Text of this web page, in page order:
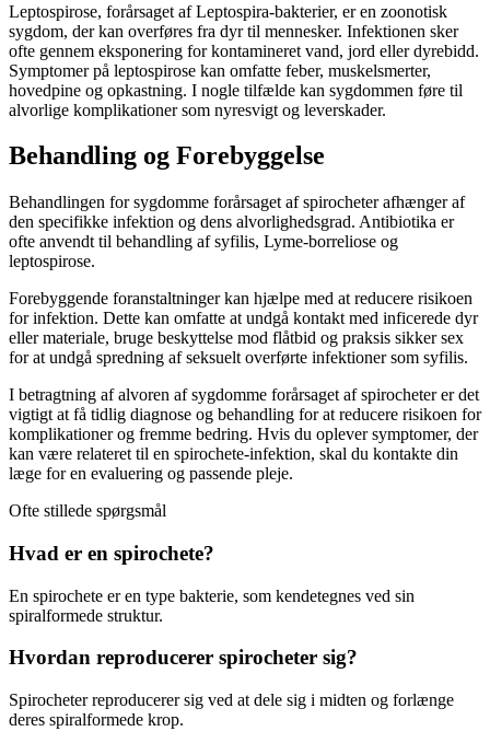
Leptospirose, forårsaget af Leptospira-bakterier, er en zoonotisk
sygdom, der kan overføres fra dyr til mennesker. Infektionen sker
ofte gennem eksponering for kontamineret vand, jord eller dyrebidd.
Symptomer på leptospirose kan omfatte feber, muskelsmerter,
hovedpine og opkastning. I nogle tilfælde kan sygdommen føre til
alvorlige komplikationer som nyresvigt og leverskader.
Behandling og Forebyggelse
Behandlingen for sygdomme forårsaget af spirocheter afhænger af
den specifikke infektion og dens alvorlighedsgrad. Antibiotika er
ofte anvendt til behandling af syfilis, Lyme-borreliose og
leptospirose.
Forebyggende foranstaltninger kan hjælpe med at reducere risikoen
for infektion. Dette kan omfatte at undgå kontakt med inficerede dyr
eller materiale, bruge beskyttelse mod flåtbid og praksis sikker sex
for at undgå spredning af seksuelt overførte infektioner som syfilis.
I betragtning af alvoren af sygdomme forårsaget af spirocheter er det
vigtigt at få tidlig diagnose og behandling for at reducere risikoen for
komplikationer og fremme bedring. Hvis du oplever symptomer, der
kan være relateret til en spirochete-infektion, skal du kontakte din
læge for en evaluering og passende pleje.
Ofte stillede spørgsmål
Hvad er en spirochete?
En spirochete er en type bakterie, som kendetegnes ved sin
spiralformede struktur.
Hvordan reproducerer spirocheter sig?
Spirocheter reproducerer sig ved at dele sig i midten og forlænge
deres spiralformede krop.